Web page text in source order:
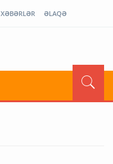
XƏBƏRLƏR ƏLAQƏ